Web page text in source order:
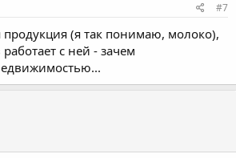
#7
продукция (я так понимаю, молоко),
с ней - зачем